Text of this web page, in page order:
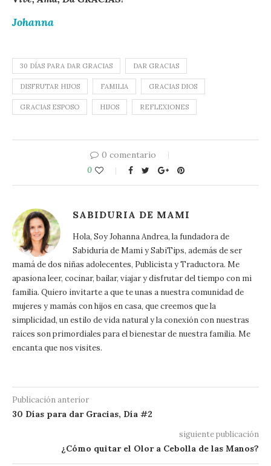
Johanna
30 DÍAS PARA DAR GRACIAS DAR GRACIAS
DISFRUTAR HIJOS FAMILIA GRACIAS DIOS
GRACIAS ESPOSO HIJOS REFLEXIONES
0 comentario
0
SABIDURIA DE MAMI
Hola, Soy Johanna Andrea, la fundadora de
Sabiduría de Mami y SabiTips, además de ser
mamá de dos niñas adolecentes, Publicista y Traductora. Me
apasiona leer, cocinar, bailar, viajar y disfrutar del tiempo con mi
familia. Quiero invitarte a que te unas a nuestra comunidad de
mujeres y mamás con hijos en casa, que creemos que la
simplicidad, un estilo de vida natural y la conexión con nuestras
raíces son primordiales para el bienestar de nuestra familia. Me
encanta que nos visites.
Publicación anterior
30 Días para dar Gracias, Día #2
siguiente publicación
¿Cómo quitar el Olor a Cebolla de las Manos?